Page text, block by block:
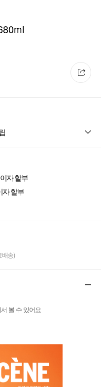
자 할부
자 할부
배송)
볼 수 있어요